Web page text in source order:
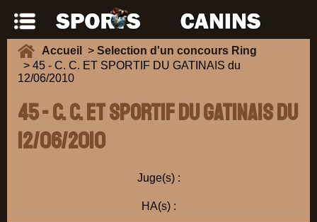
Accueil > Selection d'un concours Ring
> 45 - C. C. ET SPORTIF DU GATINAIS du
12/06/2010
45 - C. C. ET SPORTIF DU GATINAIS du
12/06/2010
Juge(s) :
HA(s) :